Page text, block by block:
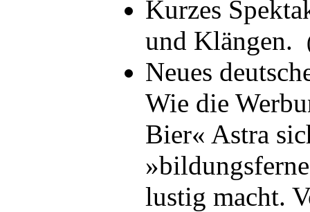
Kurzes
und Klängen.
Neues
Wie die
Bier« Astra
lustig macht.